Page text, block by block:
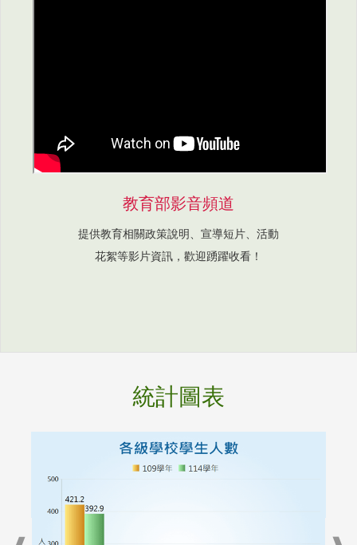
教育部影音頻道
提供教育相關政策說明、宣導短片、活動
花絮等影片資訊，歡迎踴躍收看！
統計圖表